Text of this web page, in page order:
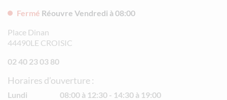
Fermé Réouvre Vendredi à 08:00
Place Dinan
44490LE CROISIC
02 40 23 03 80
Horaires d’ouverture :
Lundi 08:00 à 12:30
14:30 à 19:00